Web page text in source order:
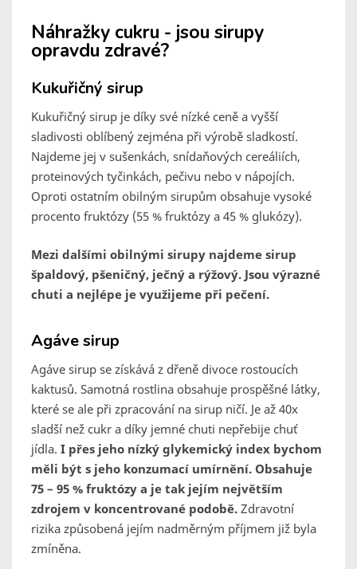
Náhražky cukru - jsou sirupy
opravdu zdravé?
Kukuřičný sirup
Kukuřičný sirup je díky své nízké ceně a vyšší
sladivosti oblíbený zejména při výrobě sladkostí.
Najdeme jej v sušenkách, snídaňových cereáliích,
proteinových tyčinkách, pečivu nebo v nápojích.
Oproti ostatním obilným sirupům obsahuje vysoké
procento fruktózy (55 % fruktózy a 45 % glukózy).
Mezi dalšími obilnými sirupy najdeme sirup
špaldový, pšeničný, ječný a rýžový. Jsou výrazné
chuti a nejlépe je využijeme při pečení.
Agáve sirup
Agáve sirup se získává z dřeně divoce rostoucích
kaktusů. Samotná rostlina obsahuje prospěšné látky,
které se ale při zpracování na sirup ničí. Je až 40x
sladší než cukr a díky jemné chuti nepřebije chuť
jídla. I přes jeho nízký glykemický index bychom
měli být s jeho konzumací umírnění. Obsahuje
75 – 95 % fruktózy a je tak jejím největším
zdrojem v koncentrované podobě. Zdravotní
rizika způsobená jejím nadměrným příjmem již byla
zmíněna.